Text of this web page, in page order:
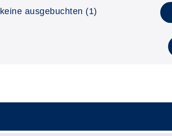
keine ausgebuchten (1)